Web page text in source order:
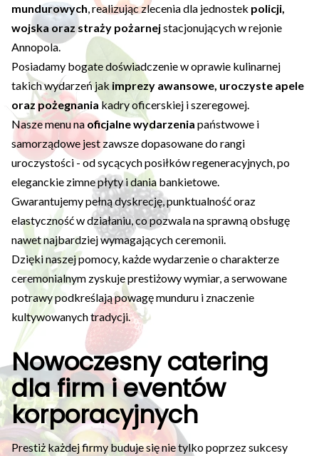
mundurowych , realizując zlecenia dla jednostek policji,
wojska oraz straży pożarnejstacjonujących w rejonie
Annopola.
Posiadamy bogate doświadczenie w oprawie kulinarnej
takich wydarzeń jak imprezy awansowe, uroczyste apele
oraz pożegnaniakadry oficerskiej i szeregowej.
Nasze menu na oficjalne wydarzenia państwowe i
samorządowe jest zawsze dopasowane do rangi
uroczystości - od sycących posiłków regeneracyjnych, po
eleganckie zimne płyty i dania bankietowe.
Gwarantujemy pełną dyskrecję, punktualność oraz
elastyczność w działaniu, co pozwala na sprawną obsługę
nawet najbardziej wymagających ceremonii.
Dzięki naszej pomocy, każde wydarzenie o charakterze
ceremonialnym zyskuje prestiżowy wymiar, a serwowane
potrawy podkreślają powagę munduru i znaczenie
kultywowanych tradycji.
Nowoczesny catering
dla firm i eventów
korporacyjnych
Prestiż każdej firmy buduje się nie tylko poprzez sukcesy